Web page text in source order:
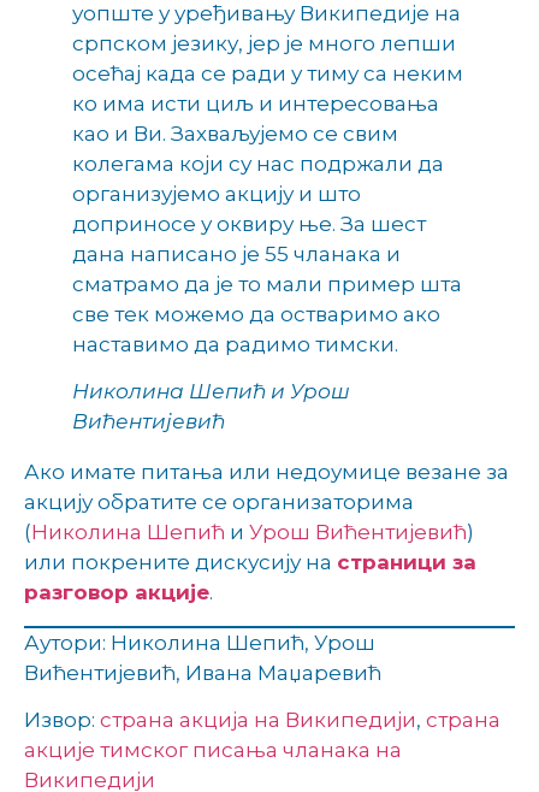
уопште у уређивању Википедије на
српском језику, јер је много лепши
осећај када се ради у тиму са неким
ко има исти циљ и интересовања
као и Ви. Захваљујемо се свим
колегама који су нас подржали да
организујемо акцију и што
доприносе у оквиру ње. За шест
дана написано је 55 чланака и
сматрамо да је то мали пример шта
све тек можемо да остваримо ако
наставимо да радимо тимски.
Николина Шепић и Урош
Вићентијевић
Ако имате питања или недоумице везане за
акцију обратите се организаторима
(Николина Шепић и Урош Вићентијевић)
или покрените дискусију на страници за
разговор акције.
Аутори: Николина Шепић, Урош
Вићентијевић, Ивана Маџаревић
Извор: страна акција на Википедији, страна
акције тимског писања чланака на
Википедији